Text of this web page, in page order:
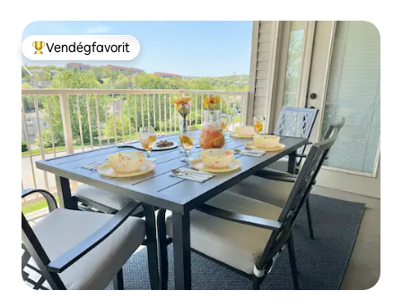
Kiemelt vendégfavorit
Vendégfavorit